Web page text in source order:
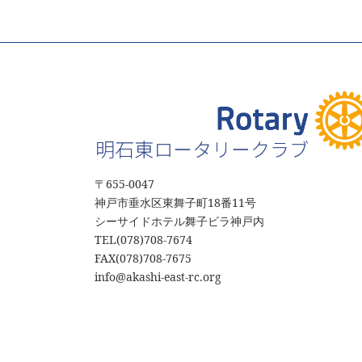
〒655‐0047
神戸市垂水区東舞子町18番11号
シーサイドホテル舞子ビラ神戸内
TEL(078)708-7674
FAX(078)708-7675
info@akashi-east-rc.org